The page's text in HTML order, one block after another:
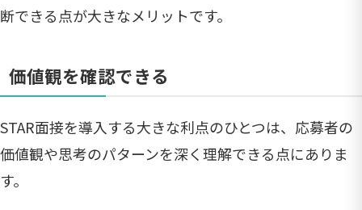
断できる点が大きなメリットです。
価値観を確認できる
STAR面接を導入する大きな利点のひとつは、応募者の
価値観や思考のパターンを深く理解できる点にありま
す。